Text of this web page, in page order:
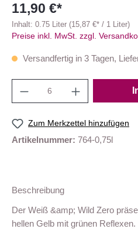
11,90 €*
Inhalt: 0.75 Liter (15,87 €* / 1 Liter)
Preise inkl. MwSt. zzgl.
Versandfertig in 3 Tagen,
Zum Merkzettel hinzufügen
Artikelnummer: 764-0,75l
Beschreibung
Der Weiß &amp; Wild Zero
hellen Gelb mit grünen